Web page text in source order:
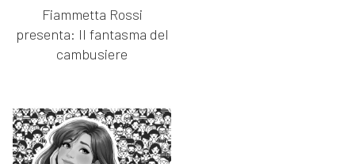
Fiammetta Rossi
presenta: Il fantasma del
cambusiere